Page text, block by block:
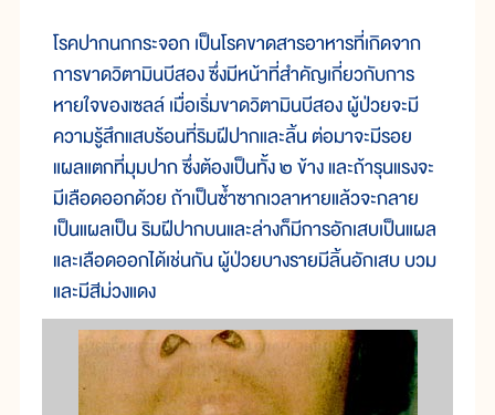
โรคปากนกกระจอก เป็นโรคขาดสารอาหารที่เกิดจาก
การขาดวิตามินบีสอง ซึ่งมีหน้าที่สำคัญเกี่ยวกับการ
หายใจของเซลล์ เมื่อเริ่มขาดวิตามินบีสอง ผู้ป่วยจะมี
ความรู้สึกแสบร้อนที่ริมฝีปากและลิ้น ต่อมาจะมีรอย
แผลแตกที่มุมปาก ซึ่งต้องเป็นทั้ง ๒ ข้าง และถ้ารุนแรงจะ
มีเลือดออกด้วย ถ้าเป็นซ้ำซากเวลาหายแล้วจะกลาย
เป็นแผลเป็น ริมฝีปากบนและล่างก็มีการอักเสบเป็นแผล
และเลือดออกได้เช่นกัน ผู้ป่วยบางรายมีลิ้นอักเสบ บวม
และมีสีม่วงแดง